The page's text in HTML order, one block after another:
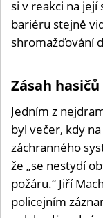
si v reakci na
bariéru stejně
shromažďování
Zásah
Jedním z
byl večer, kdy
záchranného
že „se nestydí
požáru.“ Jiří
policejním